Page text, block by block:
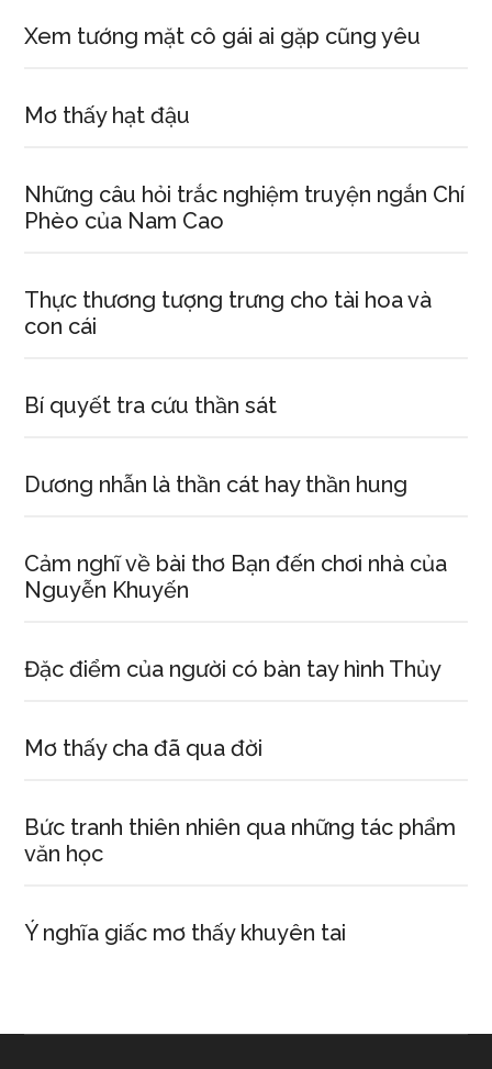
Xem tướng mặt cô gái ai gặp cũng yêu
Mơ thấy hạt đậu
Những câu hỏi trắc nghiệm truyện ngắn Chí
Phèo của Nam Cao
Thực thương tượng trưng cho tài hoa và
con cái
Bí quyết tra cứu thần sát
Dương nhẫn là thần cát hay thần hung
Cảm nghĩ về bài thơ Bạn đến chơi nhà của
Nguyễn Khuyến
Đặc điểm của người có bàn tay hình Thủy
Mơ thấy cha đã qua đời
Bức tranh thiên nhiên qua những tác phẩm
văn học
Ý nghĩa giấc mơ thấy khuyên tai